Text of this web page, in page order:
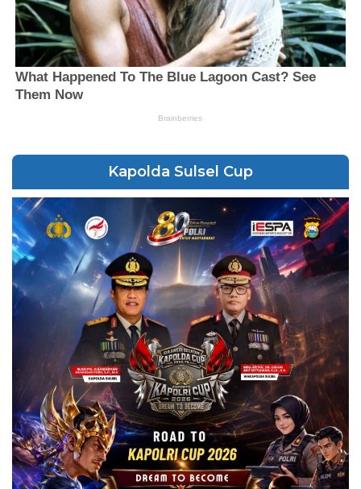
Kapolda Sulsel Cup